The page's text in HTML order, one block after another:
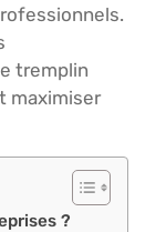
tremplin
maximiser
?